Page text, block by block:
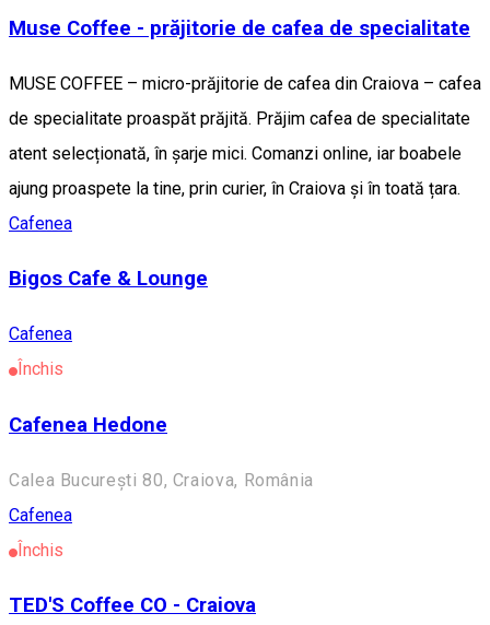
Muse Coffee - prăjitorie de cafea de specialitate
MUSE COFFEE – micro-prăjitorie de cafea din Craiova – cafea
de specialitate proaspăt prăjită. Prăjim cafea de specialitate
atent selecționată, în șarje mici. Comanzi online, iar boabele
ajung proaspete la tine, prin curier, în Craiova și în toată țara.
Cafenea
Bigos Cafe & Lounge
Cafenea
Închis
Cafenea Hedone
Calea București 80, Craiova, România
Cafenea
Închis
TED'S Coffee CO - Craiova